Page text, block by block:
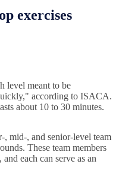
exercises
level meant to be
according to ISACA.
about 10 to 30 minutes.
mid-, and senior-level team
These team members
each can serve as an